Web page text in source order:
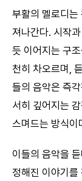
부활의 멜로디는
져나간다. 시작
듯 이어지는 구
천히 차오르며,
들의 음악은 즉
서히 깊어지는
스며드는 방식이
이들의 음악을
정해진 이야기를